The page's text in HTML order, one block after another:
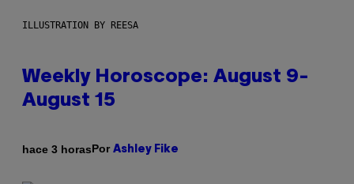
ILLUSTRATION BY REESA
Weekly Horoscope: August 9-
August 15
hace 3 horasPor Ashley Fike